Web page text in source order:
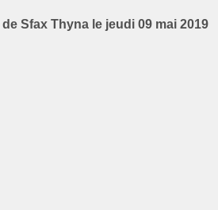
Sfax Thyna le jeudi 09 mai 2019